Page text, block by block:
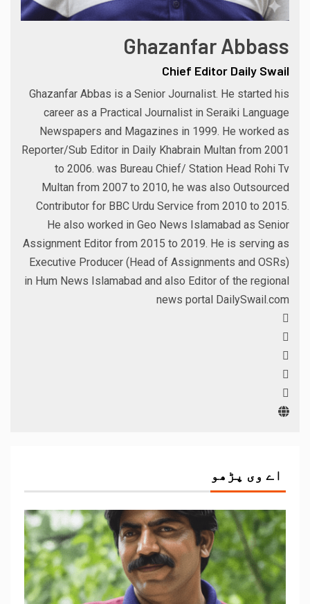
Ghazanfar Abbass
Chief Editor Daily Swail
Ghazanfar Abbas is a Senior Journalist. He started his
career as a Practical Journalist in Seraiki Language
Newspapers and Magazines in 1999. He worked as
Reporter/Sub Editor in Daily Khabrain Multan from 2001
to 2006. was Bureau Chief/ Station Head Rohi Tv
Multan from 2007 to 2010, he was also Outsourced
Contributor for BBC Urdu Service from 2010 to 2015.
He also worked in Geo News Islamabad as Senior
Assignment Editor from 2015 to 2019. He is serving as
Executive Producer (Head of Assignments and OSRs)
in Hum News Islamabad and also Editor of the regional
news portal DailySwail.com
اے وی پڑھو